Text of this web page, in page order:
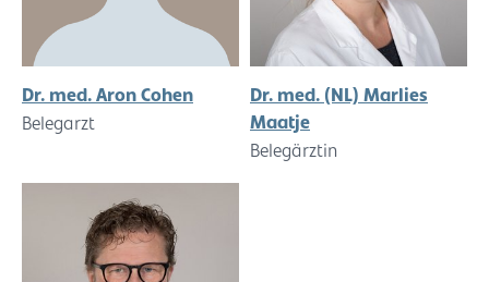
Dr. med. Aron Cohen
Belegarzt
Dr. med. (NL) Marlies
Maatje
Belegärztin